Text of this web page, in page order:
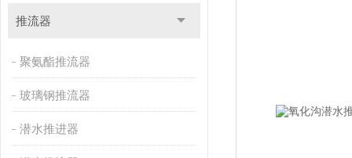
推流器
聚氨酯推流器
玻璃钢推流器
潜水推进器